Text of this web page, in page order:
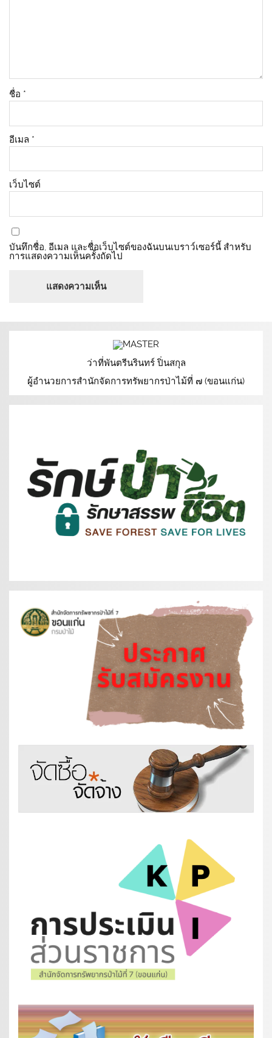
ชื่อ *
อีเมล *
เว็บไซต์
บันทึกชื่อ, อีเมล และชื่อเว็บไซต์ของฉันบนเบราว์เซอร์นี้ สำหรับ
การแสดงความเห็นครั้งถัดไป
ว่าที่พันตรีนรินทร์ ปิ่นสกุล
ผู้อำนวยการสำนักจัดการทรัพยากรป่าไม้ที่ ๗ (ขอนแก่น)